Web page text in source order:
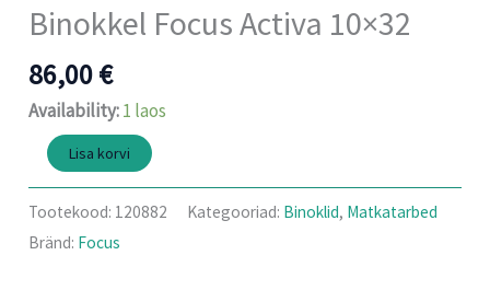
Binokkel Focus Activa 10×32
86,00€
Availability:1 laos
Lisa korvi
Tootekood: 120882 Kategooriad: Binoklid, Matkatarbed
Bränd: Focus